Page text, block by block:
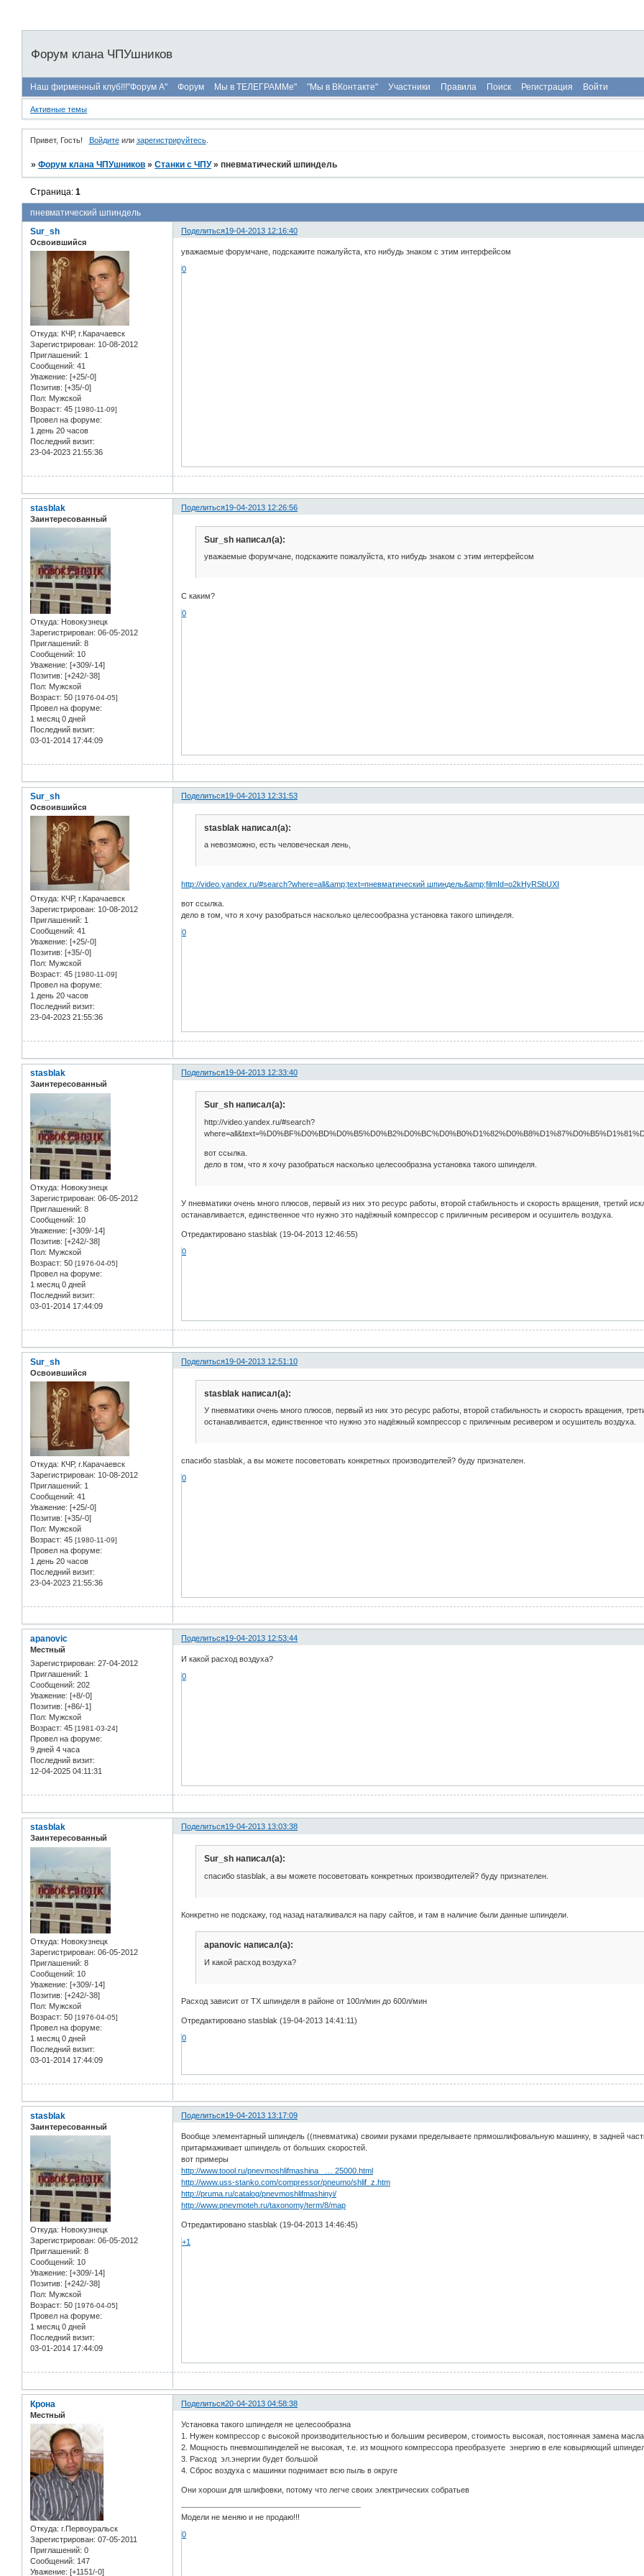
Форум клана ЧПУшников
Наш фирменный клуб!!!"Форум А" Форум Мы в ТЕЛЕГРАММе" "Мы в ВКонтакте" Участники Правила Поиск Регистрация Войти
Активные темы
Привет, Гость! Войдитеили зарегистрируйтесь.
»Форум клана ЧПУшников »Станки с ЧПУ »пневматический шпиндель
пневматический шпиндель
Страница:1
Поделиться19-04-2013 12:16:40
Sur_sh
Освоившийся
Откуда: КЧР, г.Карачаевск
Зарегистрирован: 10-08-2012
Приглашений: 1
Сообщений: 41
Уважение: [+25/-0]
Позитив: [+35/-0]
Пол: Мужской
Возраст: 45 [1980-11-09]
Провел на форуме:
1 день 20 часов
Последний визит:
23-04-2023 21:55:36
уважаемые форумчане, подскажите пожалуйста, кто нибудь знаком с этим интерфейсом
0
Поделиться19-04-2013 12:26:56
stasblak
Заинтересованный
Откуда: Новокузнецк
Зарегистрирован: 06-05-2012
Приглашений: 8
Сообщений: 10
Уважение: [+309/-14]
Позитив: [+242/-38]
Пол: Мужской
Возраст: 50 [1976-04-05]
Провел на форуме:
1 месяц 0 дней
Последний визит:
03-01-2014 17:44:09
Sur_sh написал(а):
уважаемые форумчане, подскажите пожалуйста, кто нибудь знаком с этим интерфейсом
С каким?
0
Поделиться19-04-2013 12:31:53
Sur_sh
Освоившийся
Откуда: КЧР, г.Карачаевск
Зарегистрирован: 10-08-2012
Приглашений: 1
Сообщений: 41
Уважение: [+25/-0]
Позитив: [+35/-0]
Пол: Мужской
Возраст: 45 [1980-11-09]
Провел на форуме:
1 день 20 часов
Последний визит:
23-04-2023 21:55:36
stasblak написал(а):
а невозможно, есть человеческая лень,
http://video.yandex.ru/#search?where=all&amp;text=пневматический шпиндель&amp;filmId=o2kHyRSbUXI
вот ссылка.
дело в том, что я хочу разобраться насколько целесообразна установка такого шпинделя.
0
Поделиться19-04-2013 12:33:40
stasblak
Заинтересованный
Откуда: Новокузнецк
Зарегистрирован: 06-05-2012
Приглашений: 8
Сообщений: 10
Уважение: [+309/-14]
Позитив: [+242/-38]
Пол: Мужской
Возраст: 50 [1976-04-05]
Провел на форуме:
1 месяц 0 дней
Последний визит:
03-01-2014 17:44:09
Sur_sh написал(а):
http://video.yandex.ru/#search?
вот ссылка.
дело в том, что я хочу разобраться насколько целесообразна установка такого шпинделя.
У пневматики очень много плюсов, первый из них это ресурс работы, второй стабильность и скорость вращения, третий
останавливается, единственное что нужно это надёжный компрессор с приличным ресивером и осушитель воздуха.
Отредактировано stasblak (19-04-2013 12:46:55)
0
Поделиться19-04-2013 12:51:10
Sur_sh
Освоившийся
Откуда: КЧР, г.Карачаевск
Зарегистрирован: 10-08-2012
Приглашений: 1
Сообщений: 41
Уважение: [+25/-0]
Позитив: [+35/-0]
Пол: Мужской
Возраст: 45 [1980-11-09]
Провел на форуме:
1 день 20 часов
Последний визит:
23-04-2023 21:55:36
stasblak написал(а):
У пневматики очень много плюсов, первый из них это ресурс работы, второй стабильность и скорость вращения,
останавливается, единственное что нужно это надёжный компрессор с приличным ресивером и осушитель воздуха.
спасибо stasblak, а вы можете посоветовать конкретных производителей? буду признателен.
0
Поделиться19-04-2013 12:53:44
apanovic
Местный
Зарегистрирован: 27-04-2012
Приглашений: 1
Сообщений: 202
Уважение: [+8/-0]
Позитив: [+86/-1]
Пол: Мужской
Возраст: 45 [1981-03-24]
Провел на форуме:
9 дней 4 часа
Последний визит:
12-04-2025 04:11:31
И какой расход воздуха?
0
Поделиться19-04-2013 13:03:38
stasblak
Заинтересованный
Откуда: Новокузнецк
Зарегистрирован: 06-05-2012
Приглашений: 8
Сообщений: 10
Уважение: [+309/-14]
Позитив: [+242/-38]
Пол: Мужской
Возраст: 50 [1976-04-05]
Провел на форуме:
1 месяц 0 дней
Последний визит:
03-01-2014 17:44:09
Sur_sh написал(а):
спасибо stasblak, а вы можете посоветовать конкретных производителей? буду признателен.
Конкретно не подскажу, год назад наталкивался на пару сайтов, и там в наличие были данные шпиндели.
apanovic написал(а):
И какой расход воздуха?
Расход зависит от ТХ шпинделя в районе от 100л/мин до 600л/мин
Отредактировано stasblak (19-04-2013 14:41:11)
0
Поделиться19-04-2013 13:17:09
stasblak
Заинтересованный
Откуда: Новокузнецк
Зарегистрирован: 06-05-2012
Приглашений: 8
Сообщений: 10
Уважение: [+309/-14]
Позитив: [+242/-38]
Пол: Мужской
Возраст: 50 [1976-04-05]
Провел на форуме:
1 месяц 0 дней
Последний визит:
03-01-2014 17:44:09
Вообще элементарный шпиндель ((пневматика) своими руками пределываете прямошлифовальную машинку, в задней
притармаживает шпиндель от больших скоростей.
вот примеры
http://www.toool.ru/pnevmoshlifmashina_ … 25000.html
http://www.uss-stanko.com/compressor/pneumo/shlif_z.htm
http://pruma.ru/catalog/pnevmoshlifmashinyi/
http://www.pnevmoteh.ru/taxonomy/term/8/map
Отредактировано stasblak (19-04-2013 14:46:45)
+1
Поделиться20-04-2013 04:58:38
Крона
Местный
Откуда: г.Первоуральск
Зарегистрирован: 07-05-2011
Приглашений: 0
Сообщений: 147
Уважение: [+1151/-0]
Установка такого шпинделя не целесообразна
1. Нужен компрессор с высокой производительностью и большим ресивером, стоимость высокая, постоянная замена
2. Мощность пневмошпинделей не высокая, т.е. из мощного компрессора преобразуете энергию в еле ковыряющий
3. Расход эл.энергии будет большой
4. Сброс воздуха с машинки поднимает всю пыль в округе
Они хороши для шлифовки, потому что легче своих электрических собратьев
Модели не меняю и не продаю!!!
0